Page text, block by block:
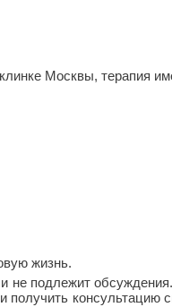
Москвы, терапия
жизнь.
подлежит
консультацию